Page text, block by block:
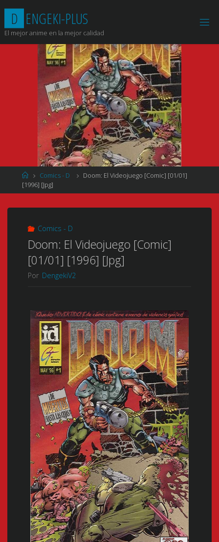
contenido
D ENGEKI-PLUS
El mejor anime en la mejor calidad
Página
de
Inicio
Comics - D
Doom: El Videojuego [Comic] [01/01]
[1996] [Jpg]
Comics - D
Doom: El Videojuego [Comic]
[01/01] [1996] [Jpg]
Por DengekiV2